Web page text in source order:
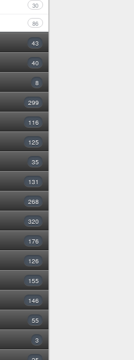
30
86
43
40
8
299
116
125
35
131
268
320
176
126
155
146
55
3